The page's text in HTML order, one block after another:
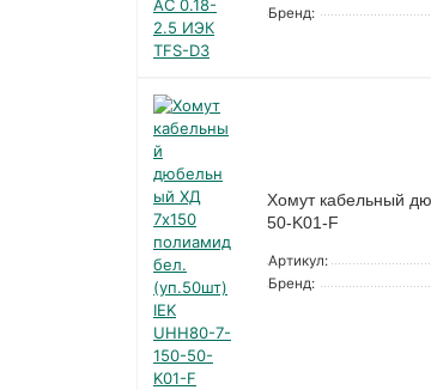
Бренд:
Хомут кабельный
50-K01-F
Артикул:
Бренд: